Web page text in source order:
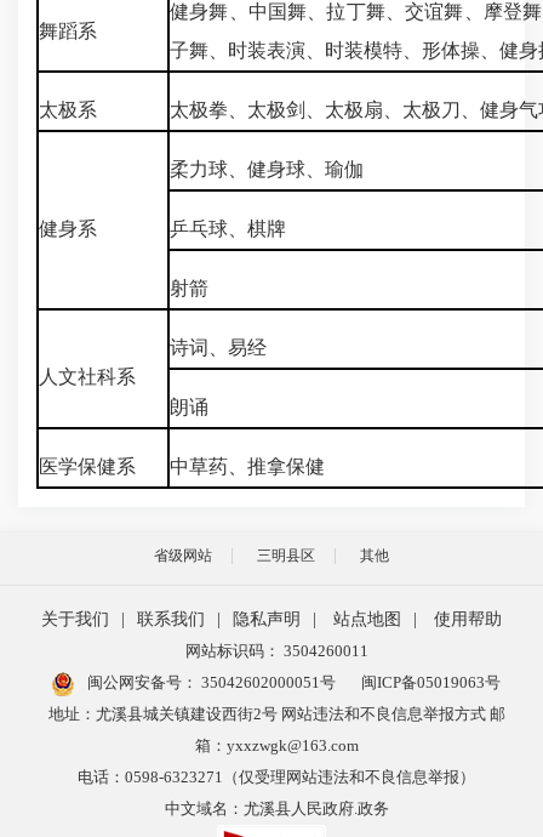
舞蹈系
健身舞、中国舞、拉丁舞、交谊舞、摩登
子舞、时装表演、时装模特、形体操、健
太极系 太极拳、太极剑、太极扇、太极刀、健身
健身系
柔力球、健身球、瑜伽
乒乓球、棋牌
射箭
人文社科系
诗词、易经
朗诵
医学保健系 中草药、推拿保健
省级网站 三明县区 其他
关于我们 联系我们 隐私声明 站点地图
使用帮助
网站标识码： 3504260011
闽公网安备号： 35042602000051号
闽ICP备05019063号
地址：尤溪县城关镇建设西街2号 网站违法和不良信息举报方式 邮
箱：yxxzwgk@163.com
电话：0598-6323271（仅受理网站违法和不良信息举报）
中文域名：尤溪县人民政府.政务